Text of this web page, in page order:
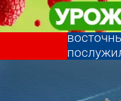
Китай
В стране и
мире
Китай
В стране и
мире